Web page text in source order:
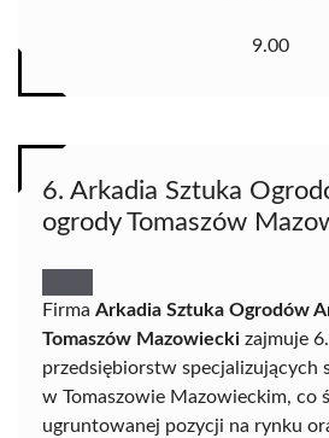
9.00
6. Arkadia Sztuka
ogrody Tomaszów
Firma Arkadia Sztuka Ogrodów
Tomaszów Mazowiecki zajmuje
przedsiębiorstw specjalizujących
w Tomaszowie Mazowieckim, co
ugruntowanej pozycji na rynku